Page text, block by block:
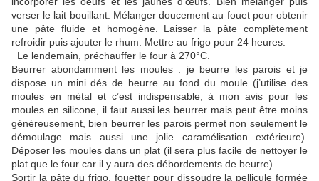
verser le lait bouillant. Mélanger doucement au fouet pour obtenir
une pâte fluide et homogène. Laisser la pâte complètement
refroidir puis ajouter le rhum. Mettre au frigo pour 24 heures.
Le lendemain, préchauffer le four à 270°C.
Beurrer abondamment les moules : je beurre les parois et je
dispose un mini dés de beurre au fond du moule (j’utilise des
moules en métal et c’est indispensable, à mon avis pour les
moules en silicone, il faut aussi les beurrer mais peut être moins
généreusement, bien beurrer les parois permet non seulement le
démoulage mais aussi une jolie caramélisation extérieure).
Déposer les moules dans un plat (il sera plus facile de nettoyer le
plat que le four car il y aura des débordements de beurre).
Sortir la pâte du frigo, fouetter pour dissoudre la pellicule formée